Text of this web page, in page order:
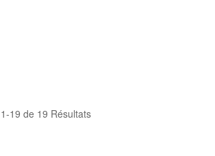
1-19 de 19 Résultats